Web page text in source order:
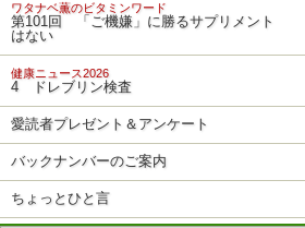
ワタナベ薫のビタミンワード
第101回 「ご機嫌」に勝るサプリメント
はない
健康ニュース2026
4 ドレブリン検査
愛読者プレゼント＆アンケート
バックナンバーのご案内
ちょっとひと言